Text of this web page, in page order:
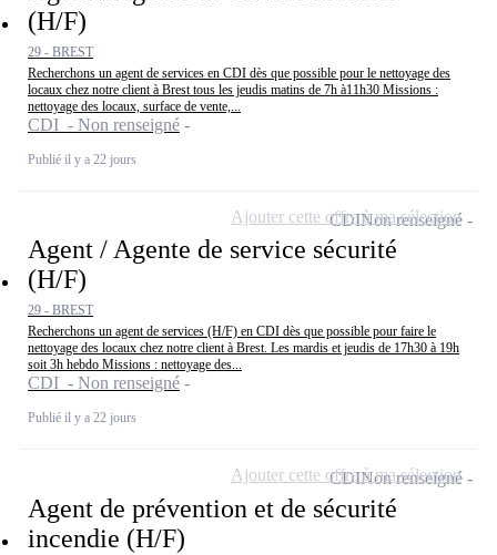
(H/F)
29 - BREST
Recherchons un agent de services en CDI dès que possible pour le nettoyage des
locaux chez notre client à Brest tous les jeudis matins de 7h à11h30 Missions :
nettoyage des locaux, surface de vente,...
CDI - Non renseigné
Publié il y a 22 jours
Agent / Agente de service sécurité
(H/F)
29 - BREST
Recherchons un agent de services (H/F) en CDI dès que possible pour faire le
nettoyage des locaux chez notre client à Brest. Les mardis et jeudis de 17h30 à 19h
soit 3h hebdo Missions : nettoyage des...
CDI - Non renseigné
Publié il y a 22 jours
CDINon renseigné
Ajouter cette offre à ma sélection
Agent de prévention et de sécurité
incendie (H/F)
CDINon renseigné
Ajouter cette offre à ma sélection